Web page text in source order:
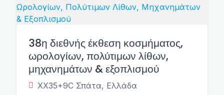
38η διεθνής έκθεση κοσμήματος,
ωρολογίων, πολύτιμων λίθων,
μηχανημάτων & εξοπλισμού
XX35+9C Σπάτα, Ελλάδα